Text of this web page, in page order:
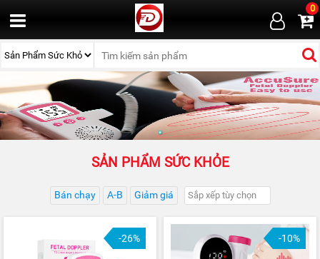
0
SẢN PHẨM SỨC KHỎE
Bán chạy A-B Giảm giá
-26% -10%